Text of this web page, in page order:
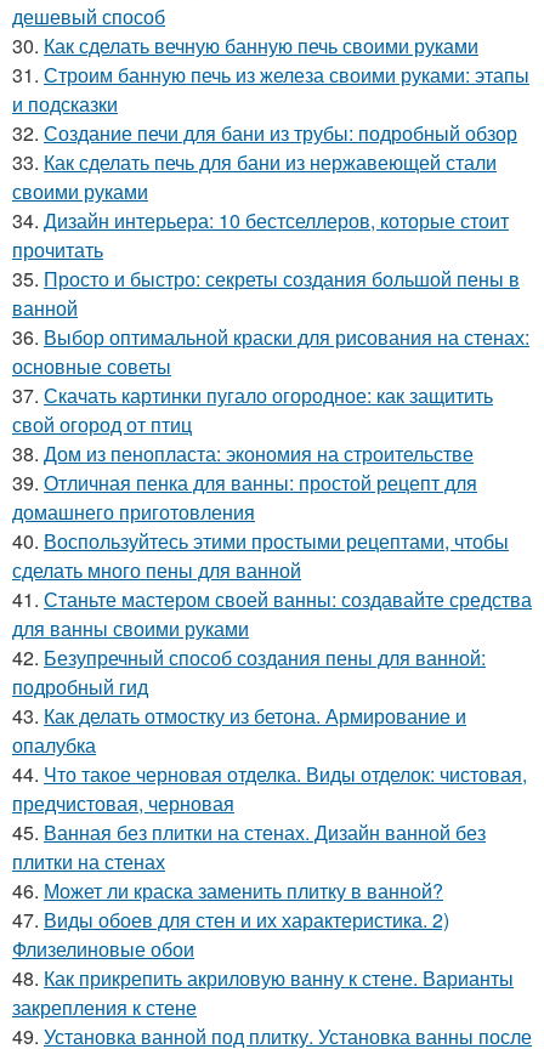
дешевый способ
30. Как сделать вечную банную печь своими руками
31. Строим банную печь из железа своими руками: этапы
и подсказки
32. Создание печи для бани из трубы: подробный обзор
33. Как сделать печь для бани из нержавеющей стали
своими руками
34. Дизайн интерьера: 10 бестселлеров, которые стоит
прочитать
35. Просто и быстро: секреты создания большой пены в
ванной
36. Выбор оптимальной краски для рисования на стенах:
основные советы
37. Скачать картинки пугало огородное: как защитить
свой огород от птиц
38. Дом из пенопласта: экономия на строительстве
39. Отличная пенка для ванны: простой рецепт для
домашнего приготовления
40. Воспользуйтесь этими простыми рецептами, чтобы
сделать много пены для ванной
41. Станьте мастером своей ванны: создавайте средства
для ванны своими руками
42. Безупречный способ создания пены для ванной:
подробный гид
43. Как делать отмостку из бетона. Армирование и
опалубка
44. Что такое черновая отделка. Виды отделок: чистовая,
предчистовая, черновая
45. Ванная без плитки на стенах. Дизайн ванной без
плитки на стенах
46. Может ли краска заменить плитку в ванной?
47. Виды обоев для стен и их характеристика. 2)
Флизелиновые обои
48. Как прикрепить акриловую ванну к стене. Варианты
закрепления к стене
49. Установка ванной под плитку. Установка ванны после